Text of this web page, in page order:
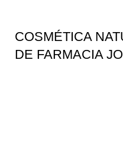
COSMÉTICA
DE FARMACIA